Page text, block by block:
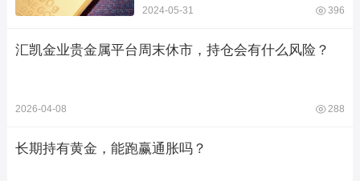
2024-05-31 396
汇凯金业贵金属平台周末休市，持仓会有什么风险？
2026-04-08 288
长期持有黄金，能跑赢通胀吗？